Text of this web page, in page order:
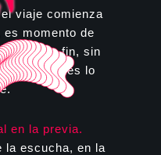
viaje comienza
momento de
a fin, sin
nunca antes lo
en la previa.
la escucha, en la